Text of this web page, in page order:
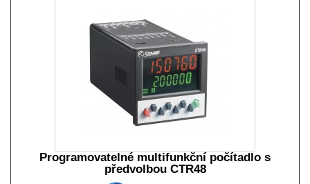
Programovatelné multifunkční počítadlo s
předvolbou CTR48